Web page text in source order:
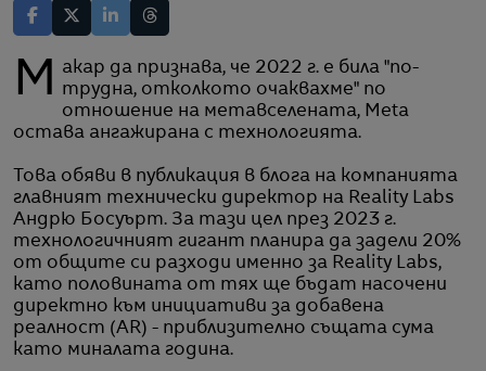
Макар да признава, че 2022 г. е била "по-
трудна, отколкото очаквахме" по
отношение на метавселената, Meta
остава ангажирана с технологията.
Това обяви в публикация в блога на компанията
главният технически директор на Reality Labs
Андрю Босуърт. За тази цел през 2023 г.
технологичният гигант планира да задели 20%
от общите си разходи именно за Reality Labs,
като половината от тях ще бъдат насочени
директно към инициативи за добавена
реалност (AR) - приблизително същата сума
като миналата година.